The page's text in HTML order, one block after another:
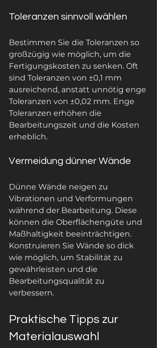
Toleranzen sinnvoll wählen
Bestimmen Sie die Toleranzen so
großzügig wie möglich, um die
Fertigungskosten zu senken. Oft
sind Toleranzen von ±0,1 mm
ausreichend, anstatt unnötig enge
Toleranzen von ±0,02 mm. Enge
Toleranzen erhöhen die
Bearbeitungszeit und die Kosten
erheblich.
Vermeidung dünner Wände
Dünne Wände neigen zu
Vibrationen und Verformungen
während der Bearbeitung. Diese
können die Oberflächengüte und
Maßhaltigkeit beeinträchtigen.
Konstruieren Sie Wände so dick
wie möglich, um Stabilität zu
gewährleisten und die
Bearbeitungsqualität zu
verbessern.
Praktische Tipps zur
Materialauswahl